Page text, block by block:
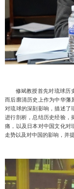
修斌教授首先对琉球历
而后廓清历史上作为中华藩
对琉球的深刻影响，描述了
进行剖析，总结历史经验，
痛，以及日本对中国文化对
走势以及对中国的影响，并